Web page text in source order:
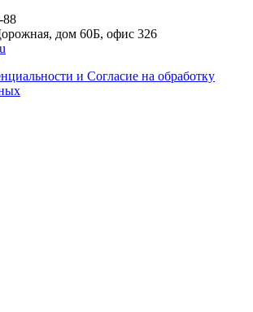
88
дом 60Б, офис 326
и Согласие на обработку